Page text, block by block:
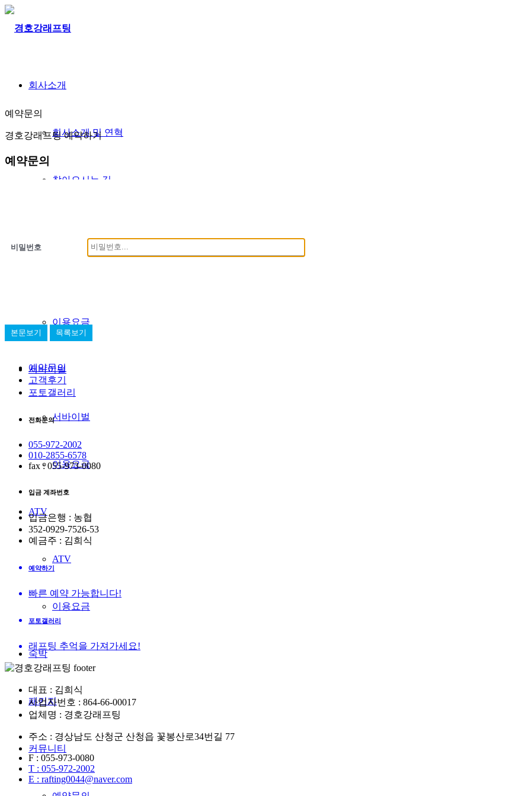
회사소개
회사소개 및 연혁
찾아오시는 길
이용요금
서바이벌
서바이벌
이용요금
ATV
ATV
이용요금
숙박
패키지
커뮤니티
예약문의
경호강래프팅 예약하기
예약문의
비밀번호
본문보기 목록보기
예약문의
고객후기
포토갤러리
전화문의
055-972-2002
010-2855-6578
fax : 055-973-0080
입금 계좌번호
입금은행 : 농협
352-0929-7526-53
예금주 : 김희식
예약하기
빠른 예약 가능합니다!
포토갤러리
래프팅 추억을 가져가세요!
대표 : 김희식
사업자번호 : 864-66-00017
업체명 : 경호강래프팅
주소 : 경상남도 산청군 산청읍 꽃봉산로34번길 77
F : 055-973-0080
T : 055-972-2002
E : rafting0044@naver.com